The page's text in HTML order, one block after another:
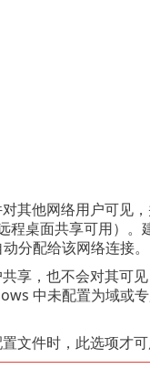
其他网络用户可见
程桌面共享可用）。
分配给该网络连接。
享，也不会对其可
中未配置为域或
文件时，此选项才可